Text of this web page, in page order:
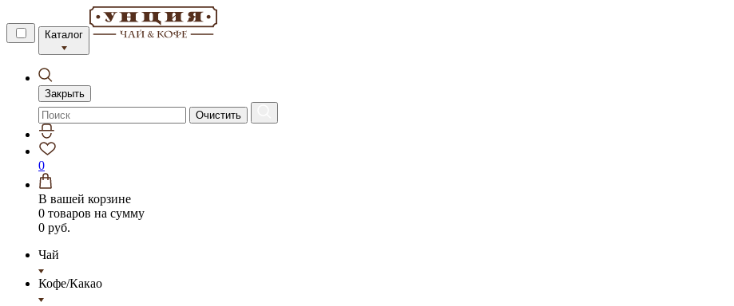
Каталог
Закрыть
Очистить
0
В вашей корзине
0 товаров на сумму
0 руб.
Чай
Кофе/Какао